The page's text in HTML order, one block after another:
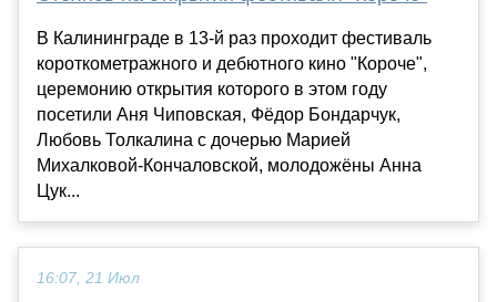
В Калининграде в 13-й раз проходит фестиваль
короткометражного и дебютного кино "Короче",
церемонию открытия которого в этом году
посетили Аня Чиповская, Фёдор Бондарчук,
Любовь Толкалина с дочерью Марией
Михалковой-Кончаловской, молодожёны Анна
Цук...
16:07, 21 Июл